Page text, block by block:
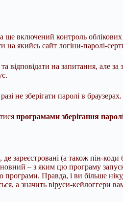
ще включений контроль
на якийсь сайт логіни-паролі-
відповідати на запитання,
не зберігати паролі в
програмами зберігання
де зареєстровані (а також пін-
– з яким цю програму
Правда, і ви більше
а значить віруси-